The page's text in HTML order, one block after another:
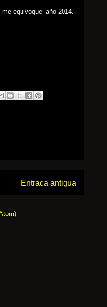
equivoque, año 2014.
Entrada antigua